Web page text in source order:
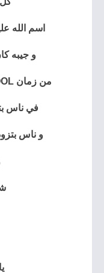
اسم الله
و جيبه
في ناس
و ناس